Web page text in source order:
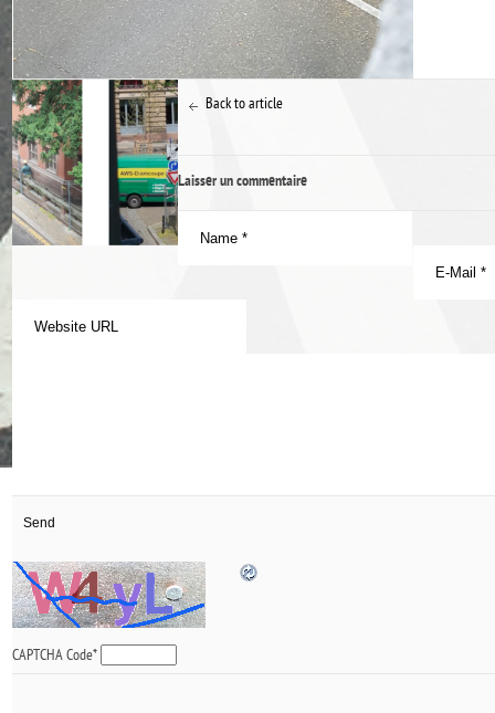
Back to article
Laisser un commentaire
CAPTCHA Code*